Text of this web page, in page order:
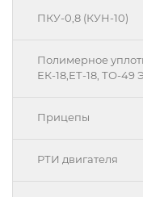
ПКУ-0,8 (КУН-10)
Полимерное
ЕК-18,ЕТ-18, ТО-49
Прицепы
РТИ двигателя